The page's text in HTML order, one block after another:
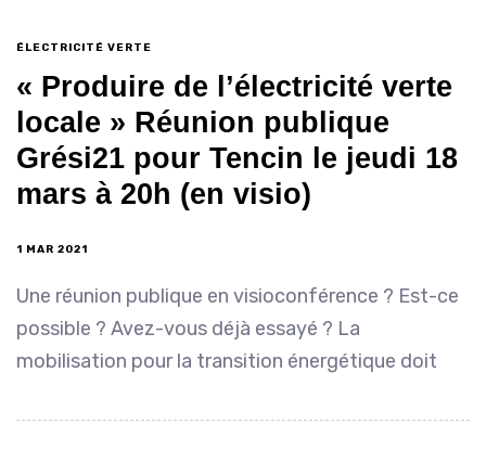
ÉLECTRICITÉ VERTE
« Produire de l’électricité verte
locale » Réunion publique
Grési21 pour Tencin le jeudi 18
mars à 20h (en visio)
1 MAR 2021
Une réunion publique en visioconférence ? Est-ce
possible ? Avez-vous déjà essayé ? La
mobilisation pour la transition énergétique doit